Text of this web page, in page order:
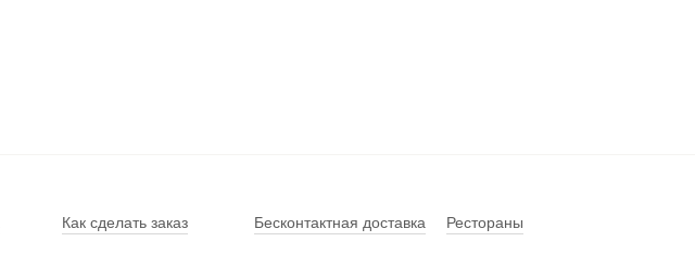
Как сделать заказ Бесконтактная доставка
Рестораны